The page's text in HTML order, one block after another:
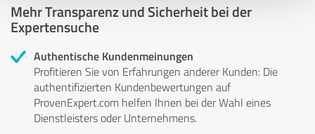
Mehr Transparenz und Sicherheit bei der
Expertensuche
Authentische Kundenmeinungen
Profitieren Sie von Erfahrungen anderer Kunden: Die
authentifizierten Kundenbewertungen auf
ProvenExpert.com helfen Ihnen bei der Wahl eines
Dienstleisters oder Unternehmens.